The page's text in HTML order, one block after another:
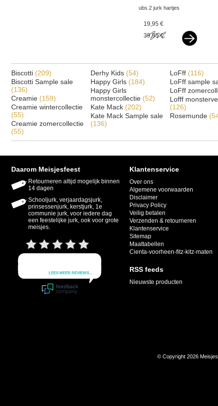
ubs.2 jurk hartjes
19,95 €
39,95 €
Biscotti (209)
Biscotti Sample sale
(136)
Creamie (159)
Creamie wintercollectie
(55)
Creamie zomercollectie
(55)
Derhy Kids (54)
Happy Girls (184)
Happy Girls
monstercollectie (52)
Kate Mack (202)
Kate Mack Sample sale
(136)
LoFff (116)
LoFff sample
LoFff
Lofff
(126)
Rosemunde
Daarom Meisjesfeest
Retourneren altijd mogelijk binnen
14 dagen
Schooljurk, verjaardagsjurk,
prinsessenjurk, kerstjurk, 1e
communie jurk, voor iedere dag
een feestelijke jurk, ook voor grote
meisjes.
Klantenservice
Over ons
Algemene voorwaarden
Disclaimer
Privacy Policy
Veilig betalen
Verzenden & retourneren
Klantenservice
Sitemap
Maattabellen
Cienta-voorheen-fitz-kitz-maten
RSS feeds
Nieuwste producten
© Copyright 2026